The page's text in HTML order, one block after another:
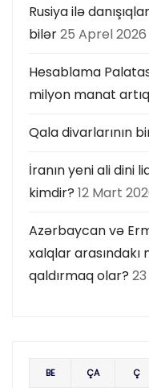
Rusiya ilə
bilər25 Aprel 2026
Hesablama
milyon manat
Qala divarlarının
İranın yeni ali dini
kimdir? 12 Mart
Azərbaycan və
xalqlar
qaldırmaq olar?
BE ÇA Ç